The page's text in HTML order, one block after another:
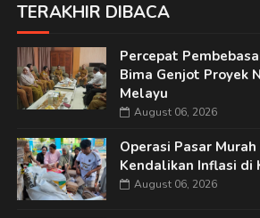
TERAKHIR DIBACA
Percepat
Bima Genjot Proyek
Melayu
August 06, 2026
Operasi Pasar
Kendalikan Inflasi di
August 06, 2026